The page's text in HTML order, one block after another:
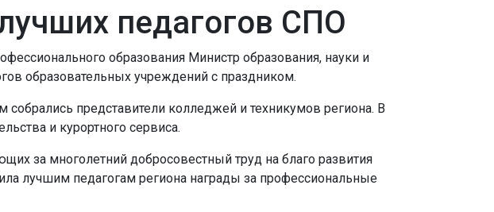
педагогов СПО
образования Министр образования, науки и
образовательных учреждений с праздником.
представители колледжей и техникумов региона. В
и курортного сервиса.
за многолетний добросовестный труд на благо развития
лучшим педагогам региона награды за профессиональные